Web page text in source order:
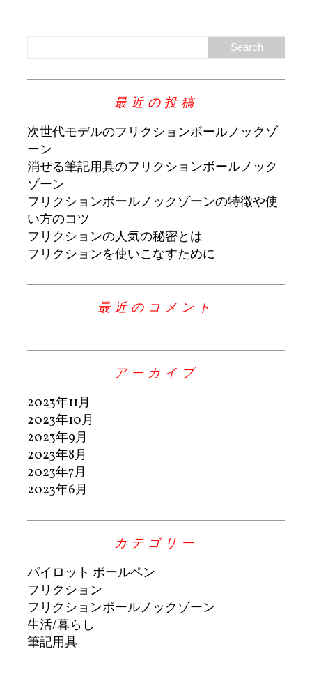
最近の投稿
次世代モデルのフリクションボールノックゾ
ーン
消せる筆記用具のフリクションボールノック
ゾーン
フリクションボールノックゾーンの特徴や使
い方のコツ
フリクションの人気の秘密とは
フリクションを使いこなすために
最近のコメント
アーカイブ
2023年11月
2023年10月
2023年9月
2023年8月
2023年7月
2023年6月
カテゴリー
パイロット ボールペン
フリクション
フリクションボールノックゾーン
生活/暮らし
筆記用具